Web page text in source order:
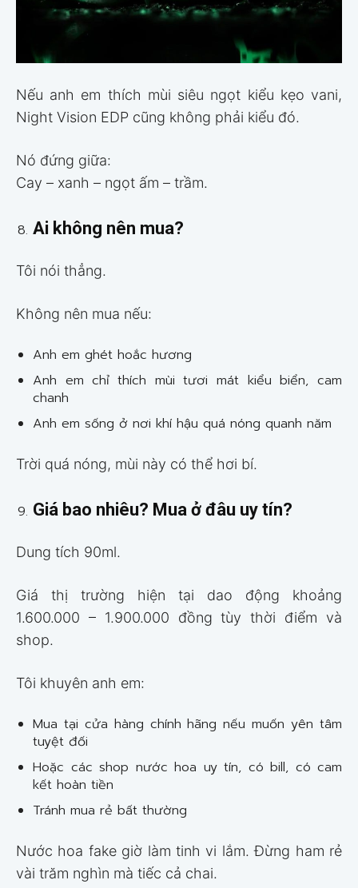
Nếu anh em thích mùi siêu ngọt kiểu kẹo vani,
Night Vision EDP cũng không phải kiểu đó.
Nó đứng giữa:
Cay – xanh – ngọt ấm – trầm.
Ai không nên mua?
Tôi nói thẳng.
Không nên mua nếu:
Anh em ghét hoắc hương
Anh em chỉ thích mùi tươi mát kiểu biển, cam
chanh
Anh em sống ở nơi khí hậu quá nóng quanh năm
Trời quá nóng, mùi này có thể hơi bí.
Giá bao nhiêu? Mua ở đâu uy tín?
Dung tích 90ml.
Giá thị trường hiện tại dao động khoảng
1.600.000 – 1.900.000 đồng tùy thời điểm và
shop.
Tôi khuyên anh em:
Mua tại cửa hàng chính hãng nếu muốn yên tâm
tuyệt đối
Hoặc các shop nước hoa uy tín, có bill, có cam
kết hoàn tiền
Tránh mua rẻ bất thường
Nước hoa fake giờ làm tinh vi lắm. Đừng ham rẻ
vài trăm nghìn mà tiếc cả chai.